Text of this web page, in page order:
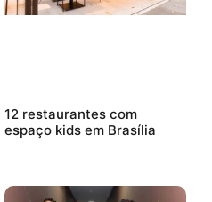
12 restaurantes com
espaço kids em Brasília